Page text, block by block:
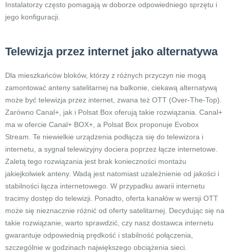
Instalatorzy często pomagają w doborze odpowiedniego sprzętu i
jego konfiguracji.
Telewizja przez internet jako alternatywa
Dla mieszkańców bloków, którzy z różnych przyczyn nie mogą
zamontować anteny satelitarnej na balkonie, ciekawą alternatywą
może być telewizja przez internet, zwana też OTT (Over-The-Top).
Zarówno Canal+, jak i Polsat Box oferują takie rozwiązania. Canal+
ma w ofercie Canal+ BOX+, a Polsat Box proponuje Evobox
Stream. Te niewielkie urządzenia podłącza się do telewizora i
internetu, a sygnał telewizyjny dociera poprzez łącze internetowe.
Zaletą tego rozwiązania jest brak konieczności montażu
jakiejkolwiek anteny. Wadą jest natomiast uzależnienie od jakości i
stabilności łącza internetowego. W przypadku awarii internetu
tracimy dostęp do telewizji. Ponadto, oferta kanałów w wersji OTT
może się nieznacznie różnić od oferty satelitarnej. Decydując się na
takie rozwiązanie, warto sprawdzić, czy nasz dostawca internetu
gwarantuje odpowiednią prędkość i stabilność połączenia,
szczególnie w godzinach największego obciążenia sieci.